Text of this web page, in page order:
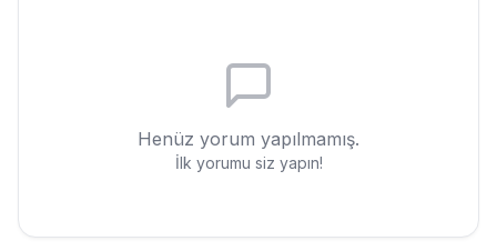
Henüz yorum yapılmamış.
İlk yorumu siz yapın!